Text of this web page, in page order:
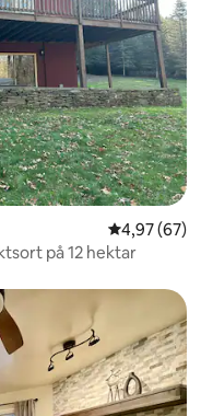
4,97 av 5 i
4,97 (67)
på 12 hektar